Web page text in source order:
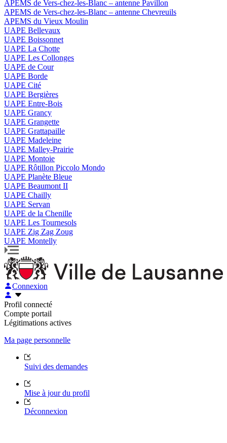
APEMS de Vers-chez-les-Blanc – antenne Pavillon
APEMS de Vers-chez-les-Blanc – antenne Chevreuils
APEMS du Vieux Moulin
UAPE Bellevaux
UAPE Boissonnet
UAPE La Chotte
UAPE Les Collonges
UAPE de Cour
UAPE Borde
UAPE Cité
UAPE Bergières
UAPE Entre-Bois
UAPE Grancy
UAPE Grangette
UAPE Grattapaille
UAPE Madeleine
UAPE Malley-Prairie
UAPE Montoie
UAPE Rôtillon Piccolo Mondo
UAPE Planète Bleue
UAPE Beaumont II
UAPE Chailly
UAPE Servan
UAPE de la Chenille
UAPE Les Tournesols
UAPE Zig Zag Zoug
UAPE Montelly
Connexion
Profil connecté
Compte portail
Légitimations actives
Ma page personnelle
Suivi des demandes
Mise à jour du profil
Déconnexion